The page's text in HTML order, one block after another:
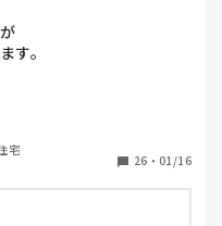
す。
。
の職員のすることもない
毒などの掃除をしていま
宅
26 ・ 01/16